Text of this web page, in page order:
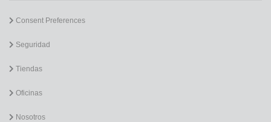
Consent Preferences
Seguridad
Tiendas
Oficinas
Nosotros